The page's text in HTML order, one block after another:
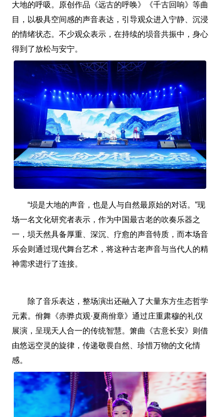
大地的呼吸。原创作品《远古的呼唤》《千古回响》等曲
目，以极具空间感的声音表达，引导观众进入宁静、沉浸
的情绪状态。不少观众表示，在持续的埙音共振中，身心
得到了放松与安宁。
“埙是大地的声音，也是人与自然最原始的对话。”现
场一名文化研究者表示，作为中国最古老的吹奏乐器之
一，埙天然具备厚重、深沉、疗愈的声音特质，而本场音
乐会则通过现代舞台艺术，将这种古老声音与当代人的精
神需求进行了连接。
除了音乐表达，整场演出还融入了大量东方生态哲学
元素。佾舞《赤骅贞观·夏商佾章》通过庄重肃穆的礼仪
展演，呈现天人合一的传统智慧。箫曲《古意长安》则借
由悠远空灵的旋律，传递敬畏自然、珍惜万物的文化情
感。